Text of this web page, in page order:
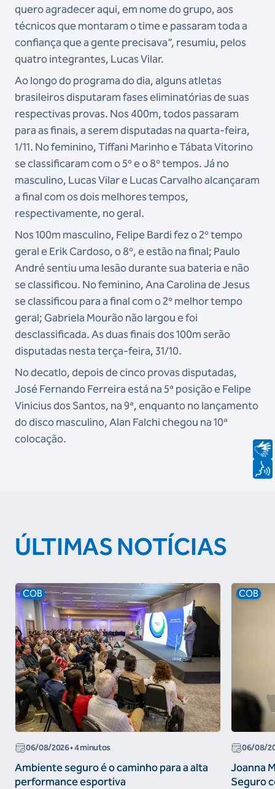
quero agradecer aqui, em nome do grupo, aos
técnicos que montaram o time e passaram toda a
confiança que a gente precisava”, resumiu, pelos
quatro integrantes, Lucas Vilar.
Ao longo do programa do dia, alguns atletas
brasileiros disputaram fases eliminatórias de suas
respectivas provas. Nos 400m, todos passaram
para as finais, a serem disputadas na quarta-feira,
1/11. No feminino, Tiffani Marinho e Tábata Vitorino
se classificaram com o 5º e o 8º tempos. Já no
masculino, Lucas Vilar e Lucas Carvalho alcançaram
a final com os dois melhores tempos,
respectivamente, no geral.
Nos 100m masculino, Felipe Bardi fez o 2º tempo
geral e Erik Cardoso, o 8º, e estão na final; Paulo
André sentiu uma lesão durante sua bateria e não
se classificou. No feminino, Ana Carolina de Jesus
se classificou para a final com o 2º melhor tempo
geral; Gabriela Mourão não largou e foi
desclassificada. As duas finais dos 100m serão
disputadas nesta terça-feira, 31/10.
No decatlo, depois de cinco provas disputadas,
José Fernando Ferreira está na 5ª posição e Felipe
Vinicius dos Santos, na 9ª, enquanto no lançamento
do disco masculino, Alan Falchi chegou na 10ª
colocação.
ÚLTIMAS NOTÍCIAS
COB
06/08/2026• 4 minutos
Ambiente seguro é o caminho para a alta
performance esportiva
COB
06/08/
Joanna
Seguro